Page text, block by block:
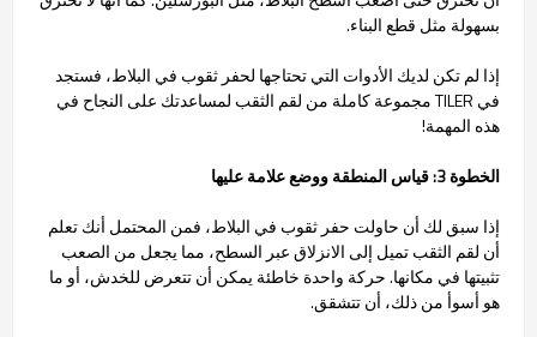
بسهولة مثل قطع البناء.
إذا لم تكن لديك الأدوات التي تحتاجها لحفر ثقوب في البلاط، فستجد
في TILER مجموعة كاملة من لقم الثقب لمساعدتك على النجاح في
هذه المهمة!
الخطوة 3: قياس المنطقة ووضع علامة عليها
إذا سبق لك أن حاولت حفر ثقوب في البلاط، فمن المحتمل أنك تعلم
أن لقم الثقب تميل إلى الانزلاق عبر السطح، مما يجعل من الصعب
تثبيتها في مكانها. حركة واحدة خاطئة يمكن أن تتعرض للخدش، أو ما
هو أسوأ من ذلك، أن تتشقق.